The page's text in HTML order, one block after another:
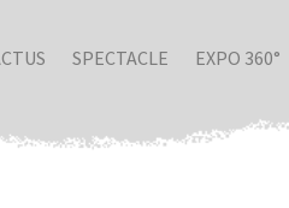
SPECTACLE EXPO 360°